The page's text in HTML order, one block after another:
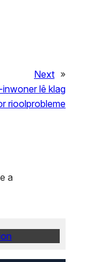
Next »
lê klag
rioolprobleme
a